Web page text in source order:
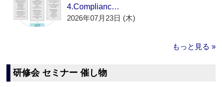
4.Complianc…
2026年07月23日 (木)
もっと見る »
研修会 セミナー 催し物